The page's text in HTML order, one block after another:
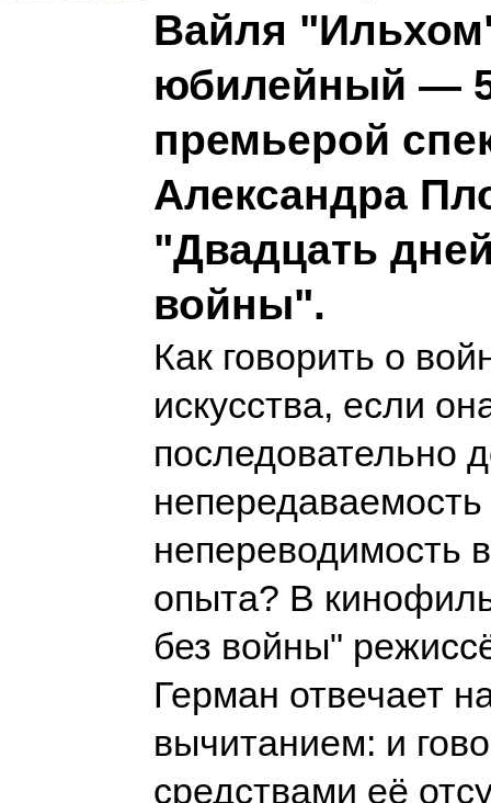
Вайля
юбилейный —
премьерой
Александра
"Двадцать
войны".
Как говорить о
искусства, если
последовательно
непередаваемость
непереводимость
опыта? В
без войны"
Герман отвечает
вычитанием: и
средствами её